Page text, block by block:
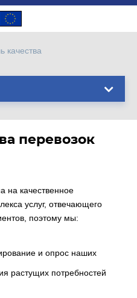
качества
перевозок
на качественное
услуг, отвечающего
поэтому мы:
и опрос наших
растущих потребностей